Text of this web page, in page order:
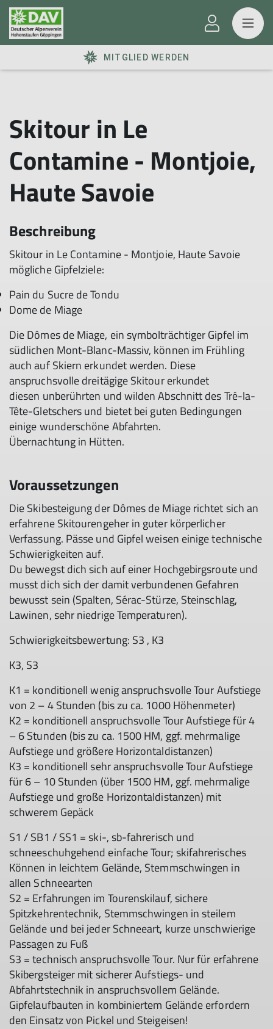
MITGLIED WERDEN
Skitour in Le
Contamine - Montjoie,
Haute Savoie
Beschreibung
Skitour in Le Contamine - Montjoie, Haute Savoie
mögliche Gipfelziele:
Pain du Sucre de Tondu
Dome de Miage
Die Dômes de Miage, ein symbolträchtiger Gipfel im
südlichen Mont-Blanc-Massiv, können im Frühling
auch auf Skiern erkundet werden. Diese
anspruchsvolle dreitägige Skitour erkundet
diesen unberührten und wilden Abschnitt des Tré-la-
Tête-Gletschers und bietet bei guten Bedingungen
einige wunderschöne Abfahrten.
Übernachtung in Hütten.
Voraussetzungen
Die Skibesteigung der Dômes de Miage richtet sich an
erfahrene Skitourengeher in guter körperlicher
Verfassung. Pässe und Gipfel weisen einige technische
Schwierigkeiten auf.
Du bewegst dich sich auf einer Hochgebirgsroute und
musst dich sich der damit verbundenen Gefahren
bewusst sein (Spalten, Sérac-Stürze, Steinschlag,
Lawinen, sehr niedrige Temperaturen).
Schwierigkeitsbewertung: S3 , K3
K3, S3
K1 = konditionell wenig anspruchsvolle Tour Aufstiege
von 2 – 4 Stunden (bis zu ca. 1000 Höhenmeter)
K2 = konditionell anspruchsvolle Tour Aufstiege für 4
– 6 Stunden (bis zu ca. 1500 HM, ggf. mehrmalige
Aufstiege und größere Horizontaldistanzen)
K3 = konditionell sehr anspruchsvolle Tour Aufstiege
für 6 – 10 Stunden (über 1500 HM, ggf. mehrmalige
Aufstiege und große Horizontaldistanzen) mit
schwerem Gepäck
S1 / SB1 / SS1 = ski-, sb-fahrerisch und
schneeschuhgehend einfache Tour; skifahrerisches
Können in leichtem Gelände, Stemmschwingen in
allen Schneearten
S2 = Erfahrungen im Tourenskilauf, sichere
Spitzkehrentechnik, Stemmschwingen in steilem
Gelände und bei jeder Schneeart, kurze unschwierige
Passagen zu Fuß
S3 = technisch anspruchsvolle Tour. Nur für erfahrene
Skibergsteiger mit sicherer Aufstiegs- und
Abfahrtstechnik in anspruchsvollem Gelände.
Gipfelaufbauten in kombiniertem Gelände erfordern
den Einsatz von Pickel und Steigeisen!